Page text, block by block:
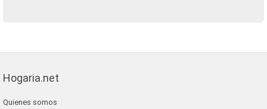
Hogaria.net
Quienes somos